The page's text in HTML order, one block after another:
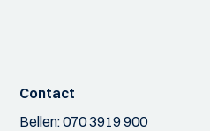
Contact
Bellen:070 3919 900